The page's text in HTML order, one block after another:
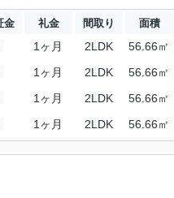
金 礼金 間取り 面積
1ヶ月 2LDK 56.66㎡
1ヶ月 2LDK 56.66㎡
1ヶ月 2LDK 56.66㎡
1ヶ月 2LDK 56.66㎡